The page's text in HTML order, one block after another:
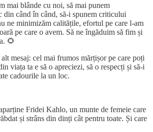
mai blânde cu noi, să mai punem
din când în când, să-i spunem criticului
ne minimizăm calitățile, efortul pe care l-am
pe care o avem. Să ne îngăduim să fim și
🌻
mesaj: cel mai frumos mărțișor pe care poți
viața ta e să o apreciezi, să o respecți și să-i
cadourile la un loc.
Fridei Kahlo, un munte de femeie care
și strâns din dinți cât pentru toate. Și care